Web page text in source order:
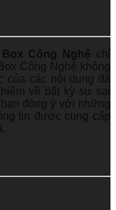
Box Công Nghệ chỉ
Công Nghệ không
của các nội dung đã
về bất kỳ sự sai
đồng ý với những
tin được cung cấp